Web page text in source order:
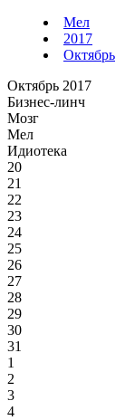
Мел
2017
Октябрь
Октябрь 2017
Бизнес-линч
Мозг
Мел
Идиотека
20
21
22
23
24
25
26
27
28
29
30
31
1
2
3
4